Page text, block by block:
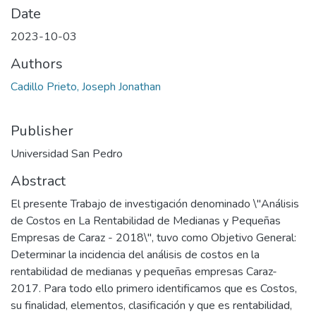
Date
2023-10-03
Authors
Cadillo Prieto, Joseph Jonathan
Publisher
Universidad San Pedro
Abstract
El presente Trabajo de investigación denominado \"Análisis
de Costos en La Rentabilidad de Medianas y Pequeñas
Empresas de Caraz - 2018\", tuvo como Objetivo General:
Determinar la incidencia del análisis de costos en la
rentabilidad de medianas y pequeñas empresas Caraz-
2017. Para todo ello primero identificamos que es Costos,
su finalidad, elementos, clasificación y que es rentabilidad,